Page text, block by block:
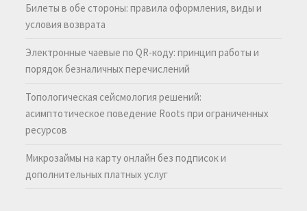
Билеты в обе стороны: правила оформления, виды и
условия возврата
Электронные чаевые по QR-коду: принцип работы и
порядок безналичных перечислений
Топологическая сейсмология решений:
асимптотическое поведение Roots при ограниченных
ресурсов
Микрозаймы на карту онлайн без подписок и
дополнительных платных услуг